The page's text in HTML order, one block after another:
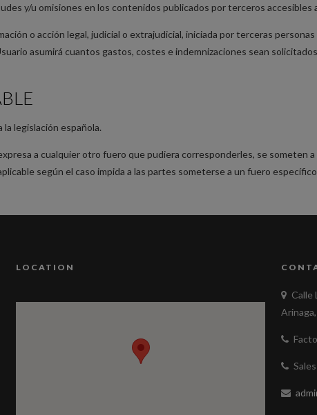
y/u omisiones en los contenidos publicados por terceros accesibles
o acción legal, judicial o extrajudicial, iniciada por terceras
asumirá cuantos gastos, costes e indemnizaciones sean
legislación española.
a cualquier otro fuero que pudiera corresponderles, se someten
según el caso impida a las partes someterse a un fuero
LOCATION
Calle